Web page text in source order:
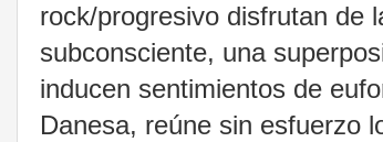
rock/progresivo disfrutan de
subconsciente, una
inducen sentimientos de
Danesa, reúne sin esfuerzo